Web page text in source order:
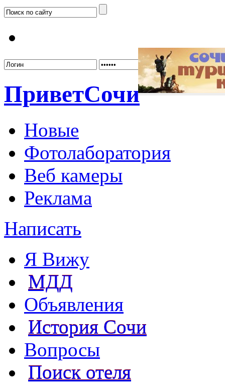
ПриветСочи
Новые
Фотолаборатория
Веб камеры
Реклама
Написать
Я Вижу
МДД
Объявления
История Сочи
Вопросы
Поиск отеля